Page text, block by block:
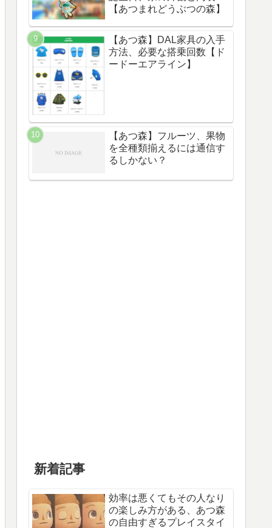
【あつまれどうぶつの森】
【あつ森】DAL家具の入手
方法、必要な搭乗回数【ド
ードーエアライン】
【あつ森】フルーツ、果物
を全種類揃えるには通信す
るしかない？
新着記事
効率は悪くてもその人なり
の楽しみ方がある、あつ森
の自由すぎるプレイスタイ